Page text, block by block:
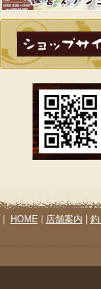
HOME 店舗案内 釣